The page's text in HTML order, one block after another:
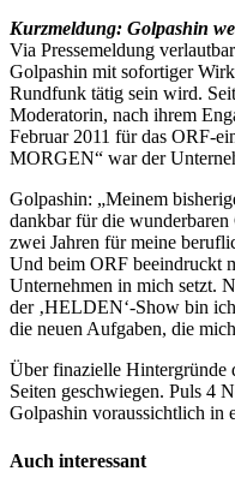
Kurzmeldung: Golpashin
Via Pressemeldung
Golpashin mit sofortiger
Rundfunk tätig sein wird.
Moderatorin, nach ihrem
Februar 2011 für das ORF-
MORGEN“ war der
Golpashin: „Meinem
dankbar für die
zwei Jahren für meine
Und beim ORF beeindruckt
Unternehmen in mich setzt.
der ‚HELDEN‘-Show bin
die neuen Aufgaben, die
Über finazielle Hintergründe
Seiten geschwiegen. Puls 4
Golpashin voraussichtlich in
Auch interessant